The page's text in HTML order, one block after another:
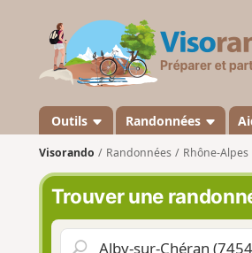
Outils Randonnées
Visorando Randonnées Rhône-Alpes
Trouver une